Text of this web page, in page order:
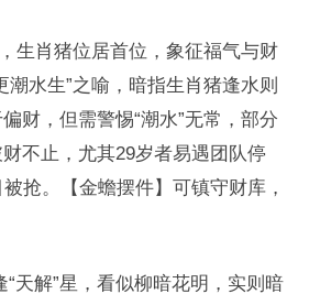
生肖猪位居首位，象征福气与财
潮水生”之喻，暗指生肖猪逢水则
财，但需警惕“潮水”无常，部分
不止，尤其29岁者易遇团队停
抢。【金蟾摆件】可镇守财库，
天解”星，看似柳暗花明，实则暗